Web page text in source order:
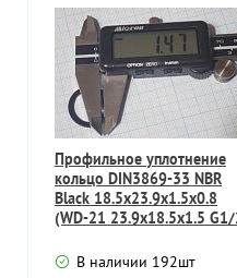
Профильное уплотнение
кольцо DIN3869-33 NBR
Black 18.5х23.9х1.5х0.8
(WD-21 23.9х18.5х1.5
В наличии 192шт